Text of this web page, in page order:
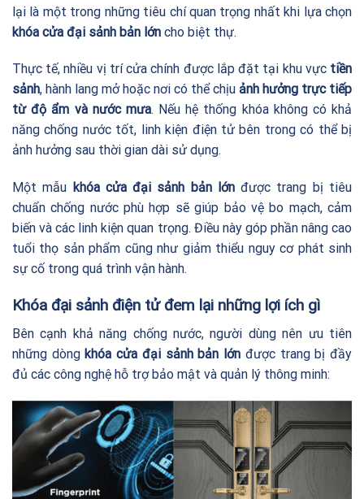
lại là một trong những tiêu chí quan trọng nhất khi lựa chọn
khóa cửa đại sảnh bản lớn cho biệt thự.
Thực tế, nhiều vị trí cửa chính được lắp đặt tại khu vựctiền
sảnh, hành lang mở hoặc nơi có thể chịu ảnh hưởng trực tiếp
từ độ ẩm và nước mưa. Nếu hệ thống khóa không có khả
năng chống nước tốt, linh kiện điện tử bên trong có thể bị
ảnh hưởng sau thời gian dài sử dụng.
Một mẫu khóa cửa đại sảnh bản lớnđược trang bị tiêu
chuẩn chống nước phù hợp sẽ giúp bảo vệ bo mạch, cảm
biến và các linh kiện quan trọng. Điều này góp phần nâng cao
tuổi thọ sản phẩm cũng như giảm thiểu nguy cơ phát sinh
sự cố trong quá trình vận hành.
Khóa đại sảnh điện tử đem lại những lợi ích gì
Bên cạnh khả năng chống nước, người dùng nên ưu tiên
những dòngkhóa cửa đại sảnh bản lớn được trang bị đầy
đủ các công nghệ hỗ trợ bảo mật và quản lý thông minh: